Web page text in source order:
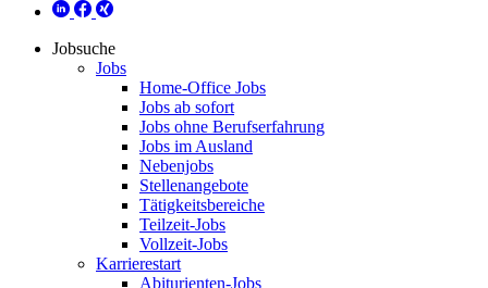
Jobsuche
Jobs
Home-Office Jobs
Jobs ab sofort
Jobs ohne Berufserfahrung
Jobs im Ausland
Nebenjobs
Stellenangebote
Tätigkeitsbereiche
Teilzeit-Jobs
Vollzeit-Jobs
Karrierestart
Abiturienten-Jobs